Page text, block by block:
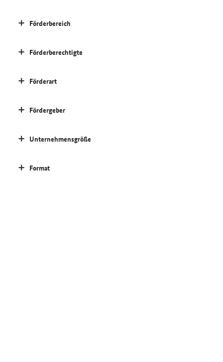
Förderbereich
Förderberechtigte
Förderart
Fördergeber
Unternehmensgröße
Format